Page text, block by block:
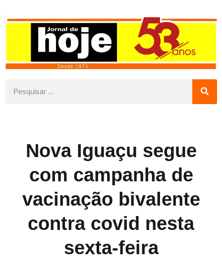
Nova Iguaçu segue
com campanha de
vacinação bivalente
contra covid nesta
sexta-feira